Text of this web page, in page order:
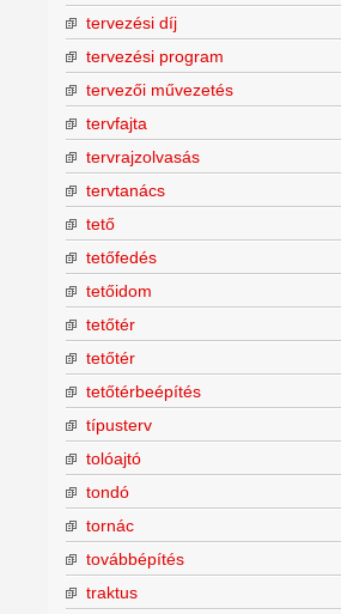
tervezési díj
tervezési program
tervezői művezetés
tervfajta
tervrajzolvasás
tervtanács
tető
tetőfedés
tetőidom
tetőtér
tetőtér
tetőtérbeépítés
típusterv
tolóajtó
tondó
tornác
továbbépítés
traktus